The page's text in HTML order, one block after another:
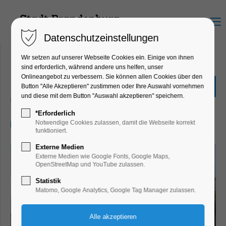
Menu
Stadtrundfahrt
Schiffrundfahrt
09.06.2025, 14:00–16:00
Datenschutzeinstellungen
Wir setzen auf unserer Webseite Cookies ein. Einige von ihnen
sind erforderlich, während andere uns helfen, unser
Onlineangebot zu verbessern. Sie können allen Cookies über den
Button "Alle Akzeptieren" zustimmen oder Ihre Auswahl vornehmen
und diese mit dem Button "Auswahl akzeptieren" speichern.
*Erforderlich
Notwendige Cookies zulassen, damit die Webseite korrekt
funktioniert.
Externe Medien
Externe Medien wie Google Fonts, Google Maps,
OpenStreetMap und YouTube zulassen.
Statistik
Matomo, Google Analytics, Google Tag Manager zulassen.